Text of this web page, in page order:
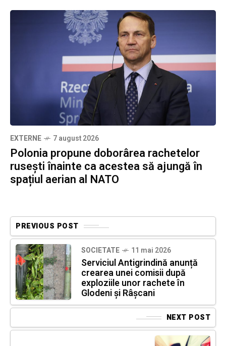
EXTERNE 7 august 2026
Polonia propune doborârea rachetelor
rusești înainte ca acestea să ajungă în
spațiul aerian al NATO
PREVIOUS POST
SOCIETATE 11 mai 2026
Serviciul Antigrindină anunță
crearea unei comisii după
exploziile unor rachete în
Glodeni și Râșcani
NEXT POST